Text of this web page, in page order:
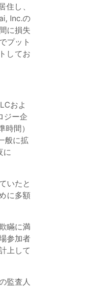
し、
Inc.の
に損失
プット
してお
およ
ジー企
間）
般に拡
に
いたと
に多額
瞞に満
参加者
上して
監査人